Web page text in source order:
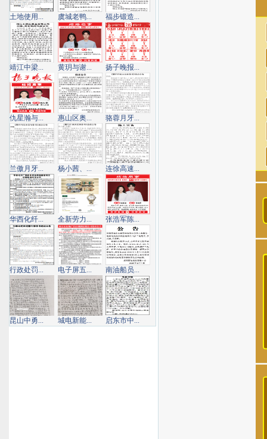
土地使用... 虞城老鸭... 福步锻造...
靖江中梁... 黄玥与谢... 扬子晚报...
仇星瀚与... 惠山区奥... 骆蓉月牙...
兰傲月牙... 杨小茜、... 连徐高速...
华西化纤... 全新劳力... 张浩军陈...
行政处罚... 电子屏五... 南油船员...
昆山中勇... 城电新能... 启东市中...